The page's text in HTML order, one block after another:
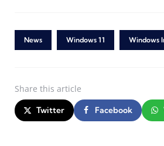
News Windows 11 Windows
Share this article
Twitter Facebook